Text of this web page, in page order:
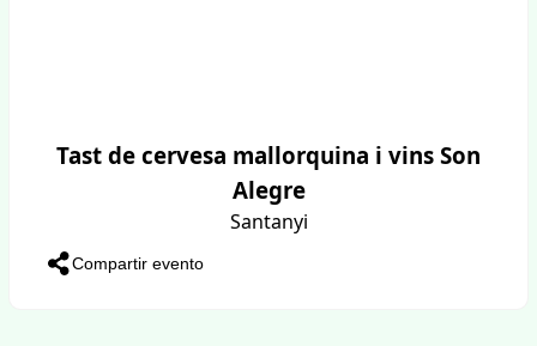
Tast de cervesa mallorquina i vins Son
Alegre
Santanyi
Compartir evento